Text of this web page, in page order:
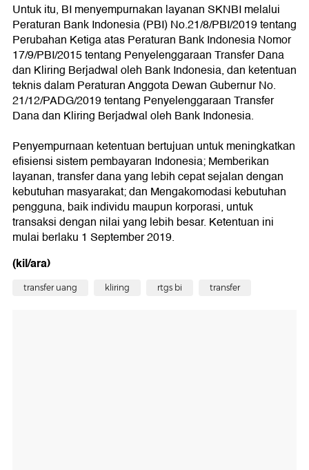
Untuk itu, BI menyempurnakan layanan SKNBI melalui
Peraturan Bank Indonesia (PBI) No.21/8/PBI/2019 tentang
Perubahan Ketiga atas Peraturan Bank Indonesia Nomor
17/9/PBI/2015 tentang Penyelenggaraan Transfer Dana
dan Kliring Berjadwal oleh Bank Indonesia, dan ketentuan
teknis dalam Peraturan Anggota Dewan Gubernur No.
21/12/PADG/2019 tentang Penyelenggaraan Transfer
Dana dan Kliring Berjadwal oleh Bank Indonesia.
Penyempurnaan ketentuan bertujuan untuk meningkatkan
efisiensi sistem pembayaran Indonesia; Memberikan
layanan, transfer dana yang lebih cepat sejalan dengan
kebutuhan masyarakat; dan Mengakomodasi kebutuhan
pengguna, baik individu maupun korporasi, untuk
transaksi dengan nilai yang lebih besar. Ketentuan ini
mulai berlaku 1 September 2019.
(kil/ara)
transfer uang kliring rtgs bi transfer